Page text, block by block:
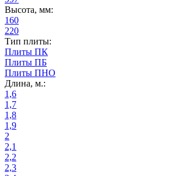
Высота, мм:
160
220
Тип плиты:
Плиты ПК
Плиты ПБ
Плиты ПНО
Длина, м.:
1,6
1,7
1,8
1,9
2
2,1
2,2
2,3